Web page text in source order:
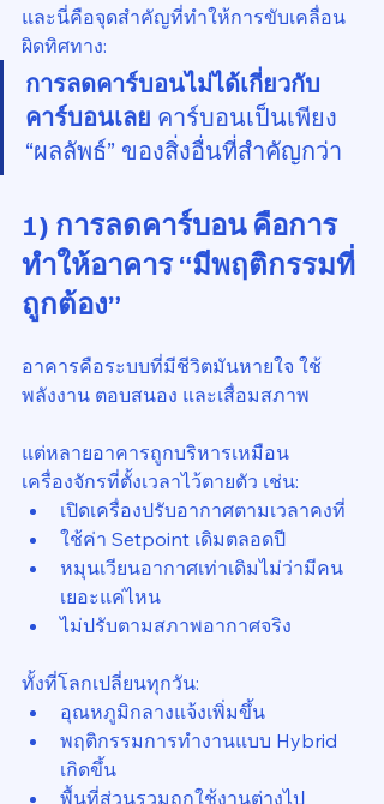
และนี่คือจุดสำคัญที่ทำให้การขับเคลื่อน
ผิดทิศทาง:
การลดคาร์บอนไม่ได้เกี่ยวกับ
คาร์บอนเลย คาร์บอนเป็นเพียง
“ผลลัพธ์” ของสิ่งอื่นที่สำคัญกว่า
1) การลดคาร์บอน คือการ
ทำให้อาคาร “มีพฤติกรรมที่
ถูกต้อง”
อาคารคือระบบที่มีชีวิตมันหายใจ ใช้
พลังงาน ตอบสนอง และเสื่อมสภาพ
แต่หลายอาคารถูกบริหารเหมือน
เครื่องจักรที่ตั้งเวลาไว้ตายตัว เช่น:
เปิดเครื่องปรับอากาศตามเวลาคงที่
ใช้ค่า Setpoint เดิมตลอดปี
หมุนเวียนอากาศเท่าเดิมไม่ว่ามีคน
เยอะแค่ไหน
ไม่ปรับตามสภาพอากาศจริง
ทั้งที่โลกเปลี่ยนทุกวัน:
อุณหภูมิกลางแจ้งเพิ่มขึ้น
พฤติกรรมการทำงานแบบ Hybrid
เกิดขึ้น
พื้นที่ส่วนรวมถูกใช้งานต่างไป